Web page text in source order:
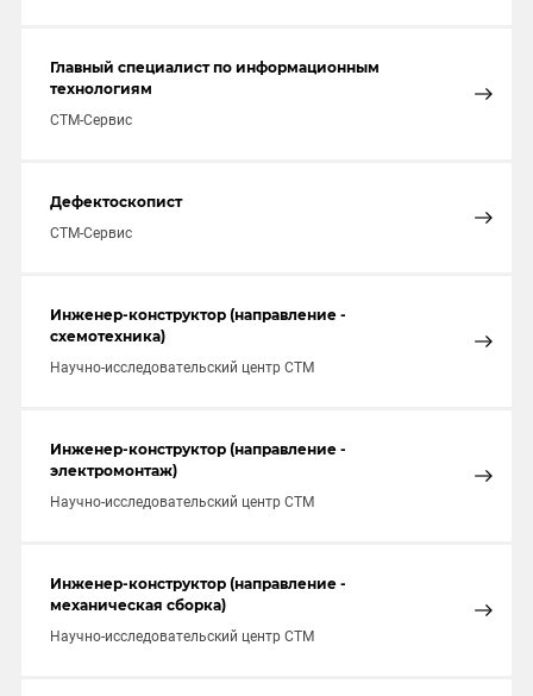
Главный специалист по информационным
технологиям
СТМ-Сервис
Дефектоскопист
СТМ-Сервис
Инженер-конструктор (направление -
схемотехника)
Научно-исследовательский центр СТМ
Инженер-конструктор (направление -
электромонтаж)
Научно-исследовательский центр СТМ
Инженер-конструктор (направление -
механическая сборка)
Научно-исследовательский центр СТМ